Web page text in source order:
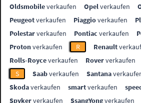
Oldsmobileverkaufen Opelverkaufen
Peugeotverkaufen Piaggioverkaufen
Polestarverkaufen Pontiac verkaufen
Protonverkaufen R Renault
Rolls-Royceverkaufen Roververkaufen
S
Saabverkaufen Santana
Skodaverkaufen smartverkaufen
Spykerverkaufen SsangYongverkaufen